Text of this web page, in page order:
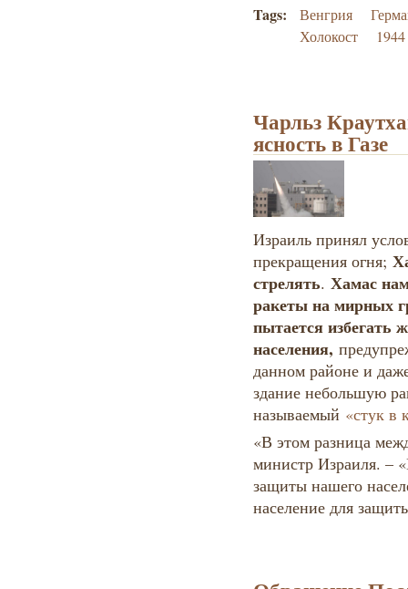
Tags: Венгрия
Холокост
1944
Чарльз
ясность в Газе
Израиль принял
прекращения огня;
стрелять. Хамас
ракеты на мирных
пытается избегать
населения,
данном районе и
здание небольшую
называемый «стук в
«В этом разница
министр Израиля. –
защиты нашего
население для